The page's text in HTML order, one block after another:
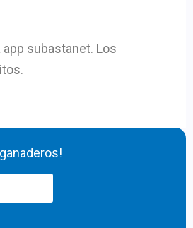
app subastanet. Los